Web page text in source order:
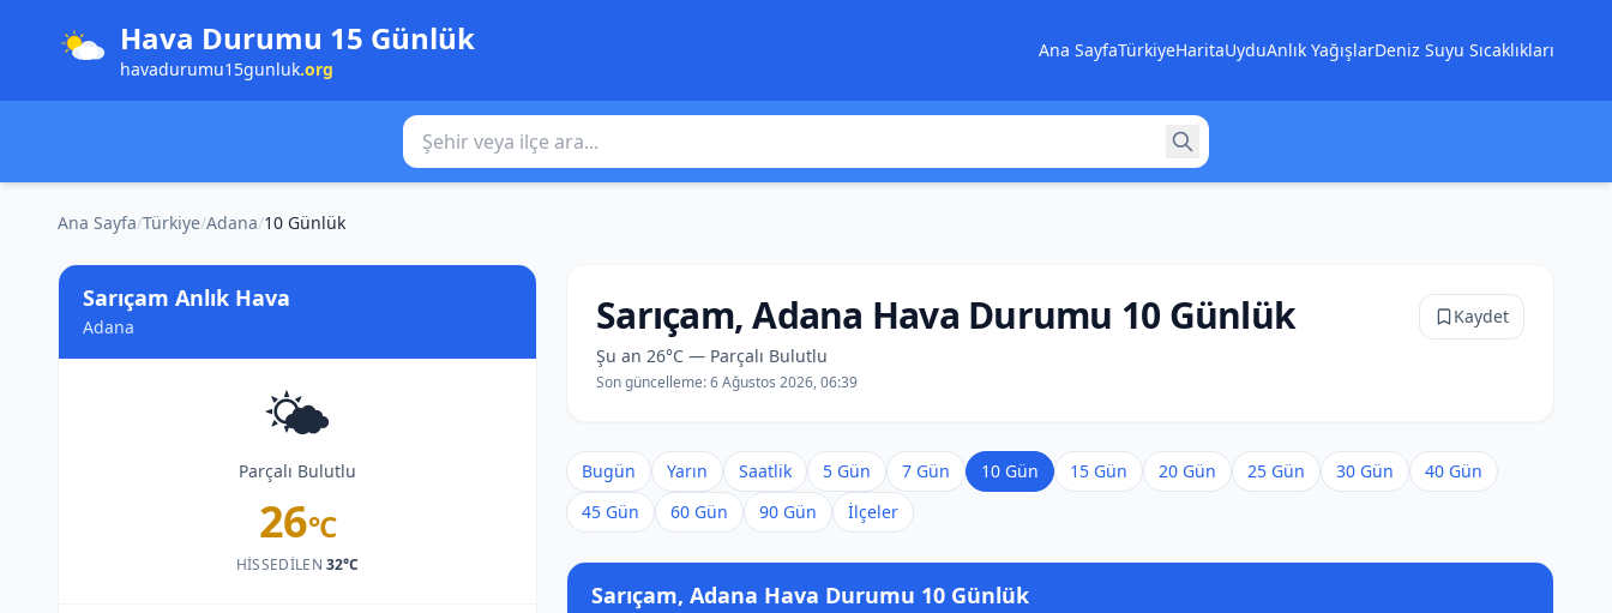
Hava Durumu 15 Günlük
havadurumu15gunluk.org
Ana SayfaTürkiyeHaritaUyduAnlık YağışlarDeniz Suyu Sıcaklıkları
Şehir veya ilçe ara
Ana Sayfa/Türkiye/Adana/10 Günlük
Sarıçam Anlık Hava
Adana
🌤️
Parçalı Bulutlu
26°C
HISSEDILEN32°C
Sarıçam, Adana Hava Durumu 10 Günlük
Şu an 26°C — Parçalı Bulutlu
Son güncelleme:6 Ağustos 2026, 06:39
Kaydet
Bugün Yarın Saatlik 5 Gün 7 Gün 10 Gün 15 Gün 20 Gün 25 Gün 30 Gün
40 Gün
45 Gün
60 Gün 90 Gün İlçeler
Sarıçam, Adana Hava Durumu 10 Günlük